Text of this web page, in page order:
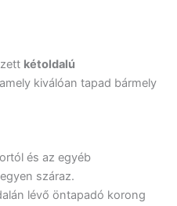
kétoldalú
kiválóan tapad bármely
és az egyéb
száraz.
lévő öntapadó korong